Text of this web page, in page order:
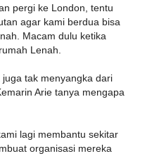
pergi ke London, tentu
agar kami berdua bisa
Macam dulu ketika
Lenah.
tak menyangka dari
Arie tanya mengapa
lagi membantu sekitar
organisasi mereka